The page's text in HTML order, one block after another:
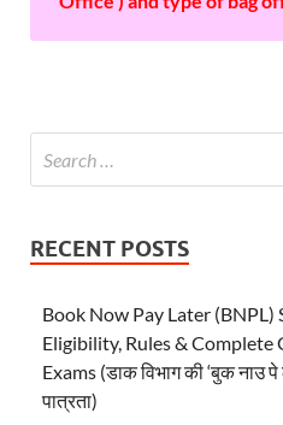
RECENT POSTS
Book Now Pay Later (BNPL)
Eligibility, Rules &
Exams (डाक विभाग की ‘बुक नाउ
पात्रता)